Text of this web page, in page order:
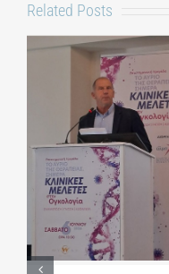
Related Posts